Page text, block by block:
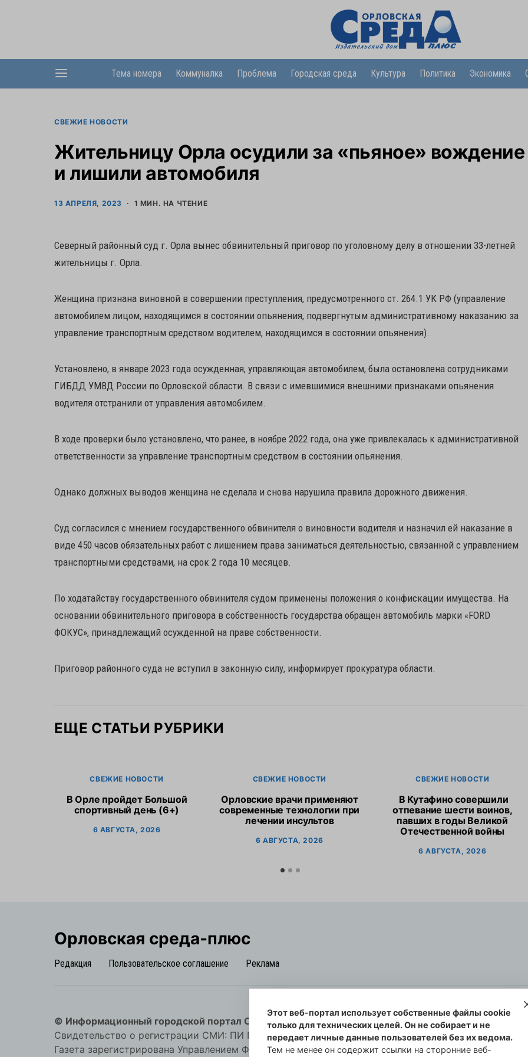
Тема номера Коммуналка Проблема Городская среда Культура Политика Экономика
СВЕЖИЕ НОВОСТИ
Жительницу Орла осудили за «пьяное» вождение
и лишили автомобиля
13 АПРЕЛЯ, 2023 1 МИН. НА ЧТЕНИЕ
Северный районный суд г. Орла вынес обвинительный приговор по уголовному делу в отношении 33-летней
жительницы г. Орла.
Женщина признана виновной в совершении преступления, предусмотренного ст. 264.1 УК РФ (управление
автомобилем лицом, находящимся в состоянии опьянения, подвергнутым административному наказанию за
управление транспортным средством водителем, находящимся в состоянии опьянения).
Установлено, в январе 2023 года осужденная, управляющая автомобилем, была остановлена сотрудниками
ГИБДД УМВД России по Орловской области. В связи с имевшимися внешними признаками опьянения
водителя отстранили от управления автомобилем.
В ходе проверки было установлено, что ранее, в ноябре 2022 года, она уже привлекалась к административной
ответственности за управление транспортным средством в состоянии опьянения.
Однако должных выводов женщина не сделала и снова нарушила правила дорожного движения.
Суд согласился с мнением государственного обвинителя о виновности водителя и назначил ей наказание в
виде 450 часов обязательных работ с лишением права заниматься деятельностью, связанной с управлением
транспортными средствами, на срок 2 года 10 месяцев.
По ходатайству государственного обвинителя судом применены положения о конфискации имущества. На
основании обвинительного приговора в собственность государства обращен автомобиль марки «FORD
ФОКУС», принадлежащий осужденной на праве собственности.
Приговор районного суда не вступил в законную силу, информирует прокуратура области.
ЕЩЕ СТАТЬИ РУБРИКИ
СВЕЖИЕ НОВОСТИ
В Орле пройдет Большой
спортивный день (6+)
6 АВГУСТА, 2026
СВЕЖИЕ НОВОСТИ
Орловские врачи применяют
современные технологии при
лечении инсультов
6 АВГУСТА, 2026
СВЕЖИЕ НОВОСТИ
В Кутафино совершили
отпевание шести воинов,
павших в годы Великой
Отечественной войны
6 АВГУСТА, 2026
Орловская cреда-плюс
Редакция Пользовательское соглашение Реклама
© Информационный городской портал Орловская cреда-плюс, 2021-2026
Свидетельство о регистрации СМИ: ПИ №57-00254 от 29 октября 2013 г.
Газета зарегистрирована Управлением Федеральной службы по надзору в сфере
Этот веб-портал использует собственные файлы cookie
только для технических целей. Он не собирает и не
передает личные данные пользователей без их ведома.
Тем не менее он содержит ссылки на сторонние веб-